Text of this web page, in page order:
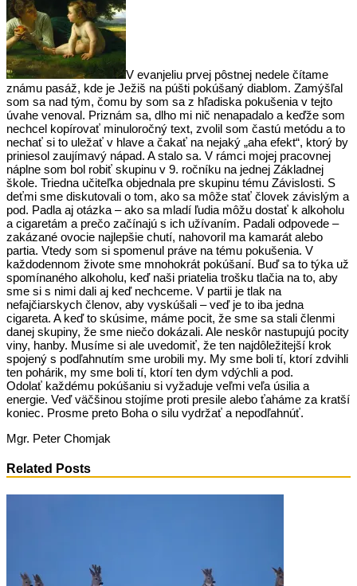
V evanjeliu prvej pôstnej nedele čítame
známu pasáž, kde je Ježiš na púšti pokúšaný diablom. Zamýšľal
som sa nad tým, čomu by som sa z hľadiska pokušenia v tejto
úvahe venoval. Priznám sa, dlho mi nič nenapadalo a keďže som
nechcel kopírovať minuloročný text, zvolil som častú metódu a to
nechať si to uležať v hlave a čakať na nejaký „aha efekt“, ktorý by
priniesol zaujímavý nápad. A stalo sa. V rámci mojej pracovnej
náplne som bol robiť skupinu v 9. ročníku na jednej Základnej
škole. Triedna učiteľka objednala pre skupinu tému Závislosti. S
deťmi sme diskutovali o tom, ako sa môže stať človek závislým a
pod. Padla aj otázka – ako sa mladí ľudia môžu dostať k alkoholu
a cigaretám a prečo začínajú s ich užívaním. Padali odpovede –
zakázané ovocie najlepšie chutí, nahovoril ma kamarát alebo
partia. Vtedy som si spomenul práve na tému pokušenia. V
každodennom živote sme mnohokrát pokúšaní. Buď sa to týka už
spomínaného alkoholu, keď naši priatelia trošku tlačia na to, aby
sme si s nimi dali aj keď nechceme. V partii je tlak na
nefajčiarskych členov, aby vyskúšali – veď je to iba jedna
cigareta. A keď to skúsime, máme pocit, že sme sa stali členmi
danej skupiny, že sme niečo dokázali. Ale neskôr nastupujú pocity
viny, hanby. Musíme si ale uvedomiť, že ten najdôležitejší krok
spojený s podľahnutím sme urobili my. My sme boli tí, ktorí zdvihli
ten pohárik, my sme boli tí, ktorí ten dym vdýchli a pod.
Odolať každému pokúšaniu si vyžaduje veľmi veľa úsilia a
energie. Veď väčšinou stojíme proti presile alebo ťaháme za kratší
koniec. Prosme preto Boha o silu vydržať a nepodľahnúť.
Mgr. Peter Chomjak
Related Posts